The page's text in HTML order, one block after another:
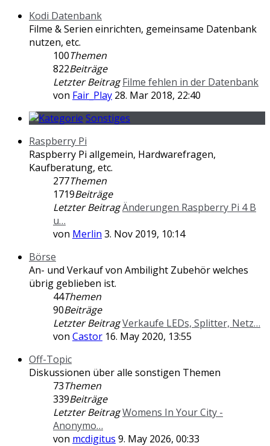
Kodi Datenbank
Filme & Serien einrichten, gemeinsame Datenbank
nutzen, etc.
100Themen
822Beiträge
Letzter Beitrag Filme fehlen in der Datenbank
von Fair_Play 28. Mar 2018, 22:40
Sonstiges
Raspberry Pi
Raspberry Pi allgemein, Hardwarefragen,
Kaufberatung, etc.
277Themen
1719Beiträge
Letzter BeitragÄnderungen Raspberry Pi 4 B
u…
von Merlin 3. Nov 2019, 10:14
Börse
An- und Verkauf von Ambilight Zubehör welches
übrig geblieben ist.
44Themen
90Beiträge
Letzter BeitragVerkaufe LEDs, Splitter, Netz…
von Castor 16. May 2020, 13:55
Off-Topic
Diskussionen über alle sonstigen Themen
73Themen
339Beiträge
Letzter BeitragWomens In Your City -
Anonymo…
von mcdigitus 9. May 2026, 00:33